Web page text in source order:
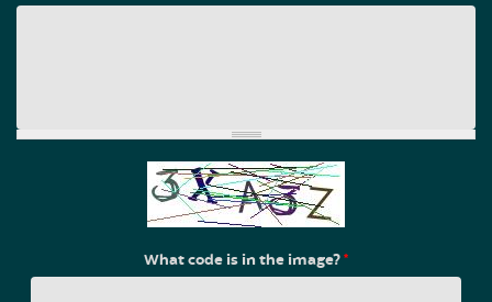
What code is in the image?*